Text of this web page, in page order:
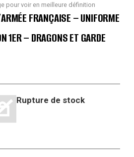
pour voir en meilleure définition
FRANÇAISE – UNIFORME
1ER – DRAGONS ET GARDE
Rupture de stock